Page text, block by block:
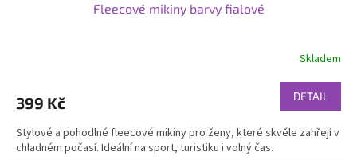
Fleecové mikiny barvy fialové
Skladem
399 Kč DETAIL
Stylové a pohodlné fleecové mikiny pro ženy, které skvěle zahřejí v
chladném počasí. Ideální na sport, turistiku i volný čas.